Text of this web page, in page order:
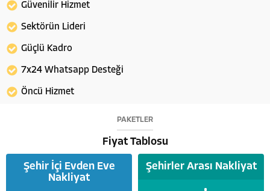
Güvenilir Hizmet
Sektörün Lideri
Güçlü Kadro
7x24 Whatsapp Desteği
Öncü Hizmet
PAKETLER
Fiyat Tablosu
Şehir İçi Evden Eve
Nakliyat
Şehirler Arası Nakliyat